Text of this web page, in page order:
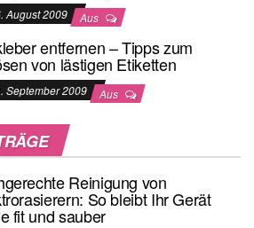
August 2009 Aus
entfernen – Tipps zum
von lästigen Etiketten
September 2009 Aus
Reinigung von
So bleibt Ihr Gerät
fit und sauber